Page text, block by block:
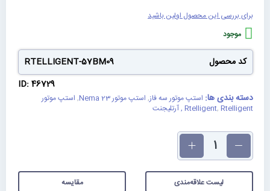
برای بررسی این محصول اولین باشید
موجود
کد محصول
RTELLIGENT-57BM09
ID: 46729
دسته بندی ها: استپ موتور سه فاز, استپ موتور Nema 23 , استپ موتور
Rtelligent, Rtelligent , آرتلیجنت
تعداد
لیست علاقه‌مندی مقایسه